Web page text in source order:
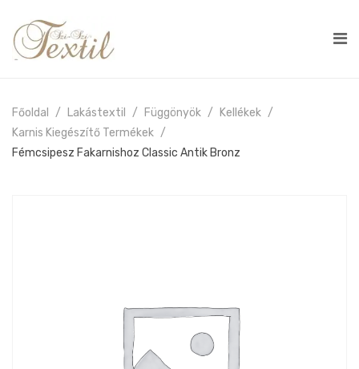
Főoldal Lakástextil Függönyök
Kellékek
Karnis Kiegészítő Termékek
Fémcsipesz Fakarnishoz Classic Antik Bronz